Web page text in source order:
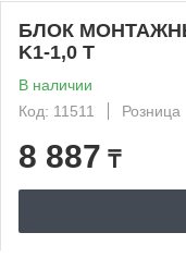
БЛОК
K1-1,0 Т
В наличии
Код: 11511
Розница
8 887 ₸